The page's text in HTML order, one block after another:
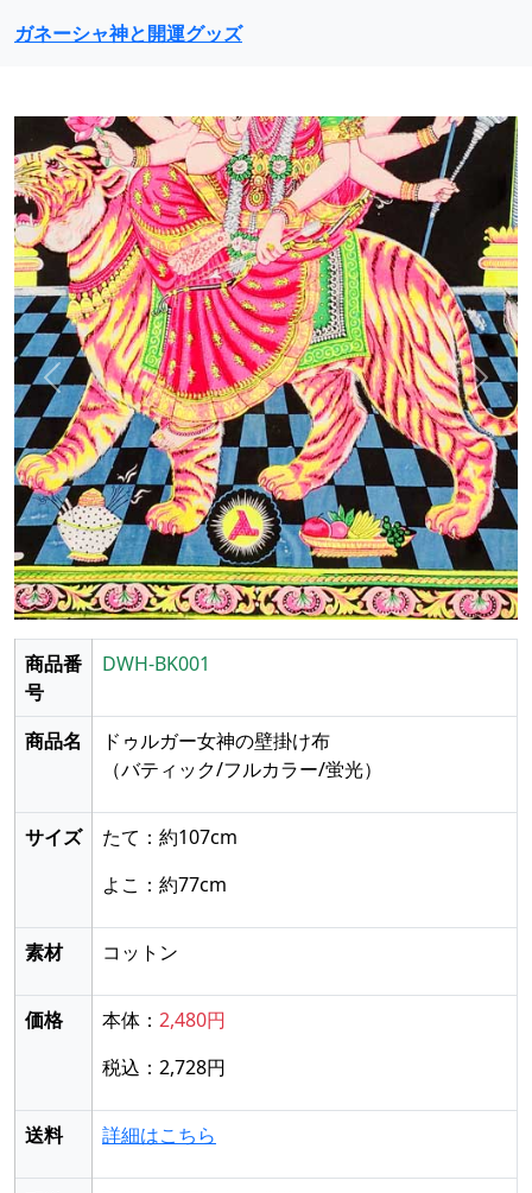
ガネーシャ神と開運グッズ
前に戻る 次に
商品番
号
DWH-BK001
商品名
ドゥルガー女神の壁掛け布
（バティック/フルカラー/蛍光）
サイズ
たて：約107cm
よこ：約77cm
素材 コットン
価格 本体： 2,480円
税込：2,728円
送料 詳細はこちら